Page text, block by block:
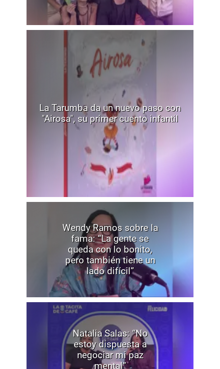
La Tarumba da un nuevo paso con
"Airosa", su primer cuento infantil
Wendy Ramos sobre la
fama: “La gente se
queda con lo bonito,
pero también tiene un
lado difícil”
Natalia Salas: “No
estoy dispuesta a
negociar mi paz
mental”